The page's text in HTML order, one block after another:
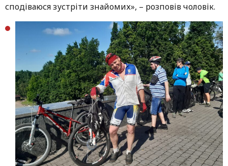
сподіваюся зустріти знайомих», – розповів чоловік.